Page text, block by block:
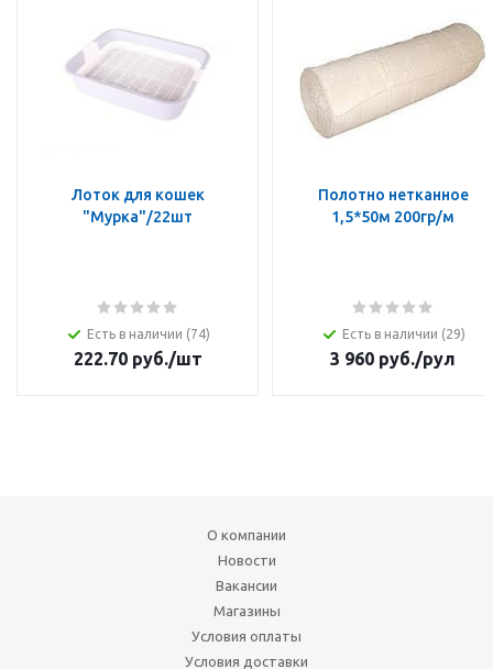
Лоток для кошек
"Мурка"/22шт
Есть в наличии (74)
222.70руб./шт
Полотно нетканное
1,5*50м 200гр/м
Есть в наличии (29)
3 960 руб./рул
О компании
Новости
Вакансии
Магазины
Условия оплаты
Условия доставки